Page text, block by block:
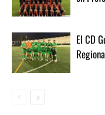
El CD